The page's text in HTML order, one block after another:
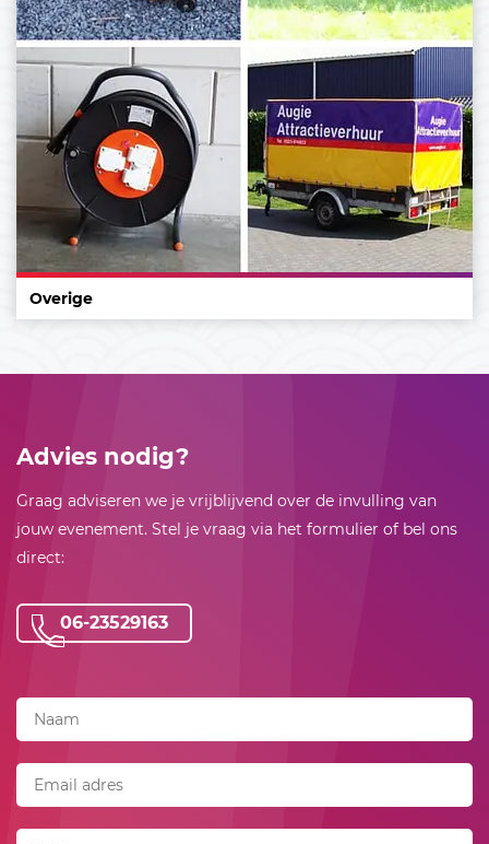
Overige
Advies nodig?
Graag adviseren we je vrijblijvend over de invulling van
jouw evenement. Stel je vraag via het formulier of bel ons
direct:
06-23529163